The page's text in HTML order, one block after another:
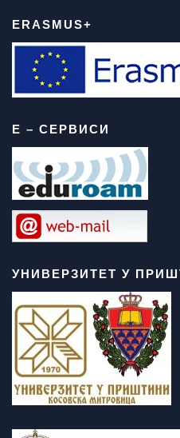
ERASMUS+
Е – СЕРВИСИ
УНИВЕРЗИТЕТ У